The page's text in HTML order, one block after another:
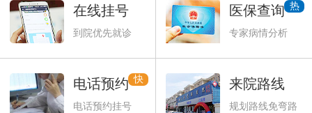
在线挂号
到院优先就诊
医保查询
专家病情分析
热
电话预约
电话预约挂号
快 来院路线
规划路线免弯路